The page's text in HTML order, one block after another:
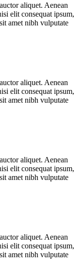
aliquet. Aenean
elit consequat ipsum,
amet nibh vulputate
aliquet. Aenean
elit consequat ipsum,
amet nibh vulputate
aliquet. Aenean
elit consequat ipsum,
amet nibh vulputate
aliquet. Aenean
elit consequat ipsum,
amet nibh vulputate